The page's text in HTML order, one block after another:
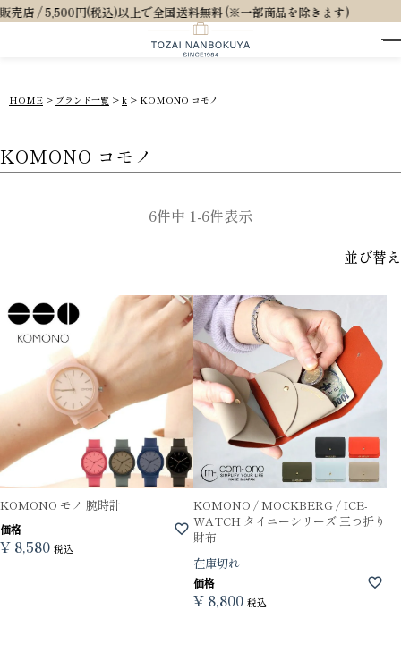
込)以上で全国送料無料 (※一部商品を除きます)
HOME ブランド一覧 k KOMONO コモノ
KOMONO コモノ
並び替え
6件中 1-6件表示
KOMONO モノ 腕時計
価格
¥ 8,580 税込
KOMONO / MOCKBERG / ICE-
WATCH タイニーシリーズ 三つ折り
財布
在庫切れ
価格
¥ 8,800 税込